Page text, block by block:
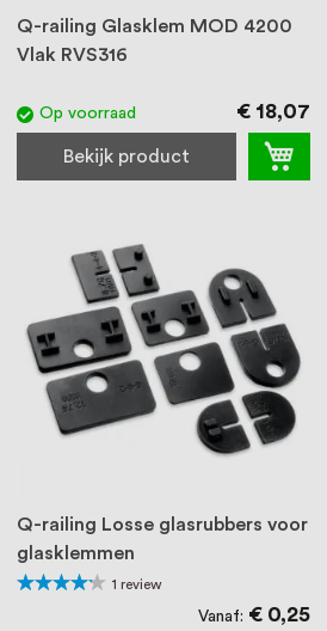
Q-railing Glasklem MOD 4200
Vlak RVS316
Op voorraad € 18,07
Bekijk product
Q-railing Losse glasrubbers voor
glasklemmen
Waardering: 1 review
Vanaf € 0,25